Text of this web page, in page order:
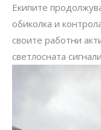
Екипите
обиколка и
своите работни
светлосната